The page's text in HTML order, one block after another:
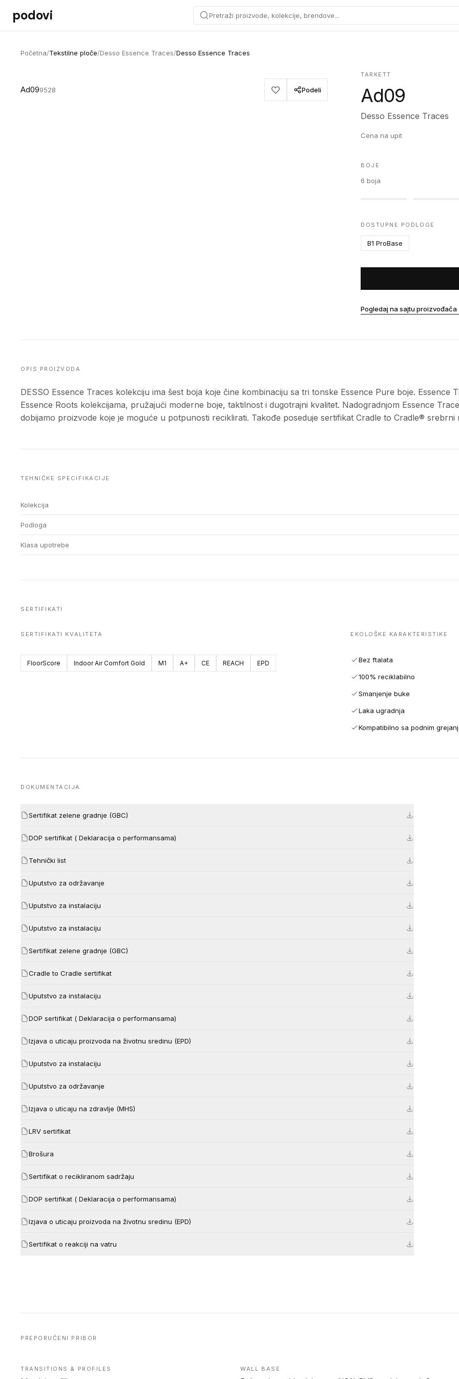
Preskoči na sadržaj
podovi Pretraži proizvode, kolekcije, brendove...
Početna/Tekstilne ploče/Desso Essence Traces/Desso Essence Traces
Ad099528 Podeli
TARKETT
Ad09
Desso Essence Traces
Cena na upit
BOJE
6 boja
DOSTUPNE PODLOGE
B1 ProBase
Pogledaj na sajtu proizvođača
OPIS PROIZVODA
DESSO Essence Traces kolekciju ima šest boja koje čine kombinaciju sa tri tonske Essence Pure boje.
Essence Roots kolekcijama, pružajući moderne boje, taktilnost i dugotrajni kvalitet. Nadogradnjom Essence
dobijamo proizvode koje je moguće u potpunosti reciklirati. Takođe poseduje sertifikat Cradle to Cradle®
TEHNIČKE SPECIFIKACIJE
Kolekcija
Podloga
Klasa upotrebe
SERTIFIKATI
SERTIFIKATI KVALITETA
FloorScore Indoor Air Comfort Gold M1 A+ CE REACH EPD
EKOLOŠKE KARAKTERISTIKE
Bez ftalata
100% reciklabilno
Smanjenje buke
Laka ugradnja
Kompatibilno sa podnim
DOKUMENTACIJA
Sertifikat zelene gradnje (GBC)
DOP sertifikat ( Deklaracija o performansama)
Tehnički list
Uputstvo za održavanje
Uputstvo za instalaciju
Uputstvo za instalaciju
Sertifikat zelene gradnje (GBC)
Cradle to Cradle sertifikat
Uputstvo za instalaciju
DOP sertifikat ( Deklaracija o performansama)
Izjava o uticaju proizvoda na životnu sredinu (EPD)
Uputstvo za instalaciju
Uputstvo za održavanje
Izjava o uticaju na zdravlje (MHS)
LRV sertifikat
Brošura
Sertifikat o recikliranom sadržaju
DOP sertifikat ( Deklaracija o performansama)
Izjava o uticaju proizvoda na životnu sredinu (EPD)
Sertifikat o reakciji na vatru
PREPORUČENI PRIBOR
TRANSITIONS & PROFILES WALL BASE